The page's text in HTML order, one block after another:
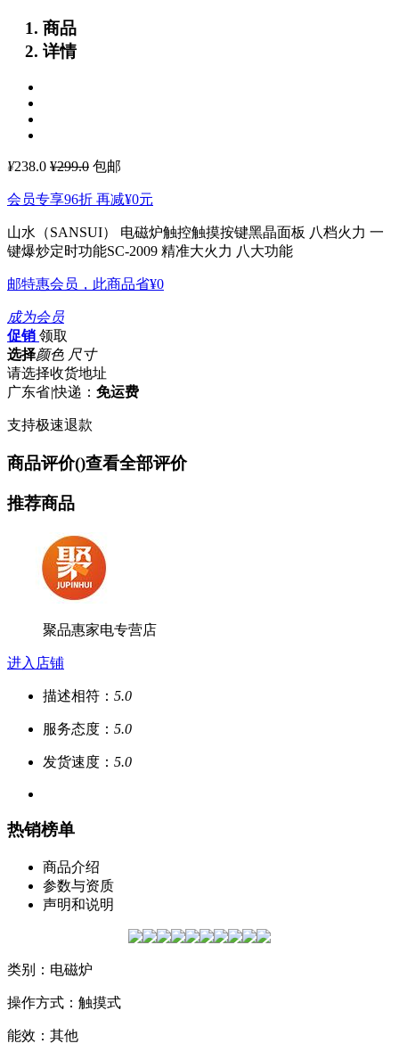
商品
详情
¥238.0 ¥299.0 包邮
会员专享96折 再减¥0元
山水（SANSUI） 电磁炉触控触摸按键黑晶面板 八档火力 一
键爆炒定时功能SC-2009 精准大火力 八大功能
邮特惠会员，此商品省¥0
成为会员
促销 领取
选择颜色 尺寸
请选择收货地址
广东省|快递： 免运费
支持极速退款
商品评价()查看全部评价
推荐商品
聚品惠家电专营店
进入店铺
描述相符： 5.0
服务态度： 5.0
发货速度： 5.0
热销榜单
商品介绍
参数与资质
声明和说明
类别：电磁炉
操作方式：触摸式
能效：其他